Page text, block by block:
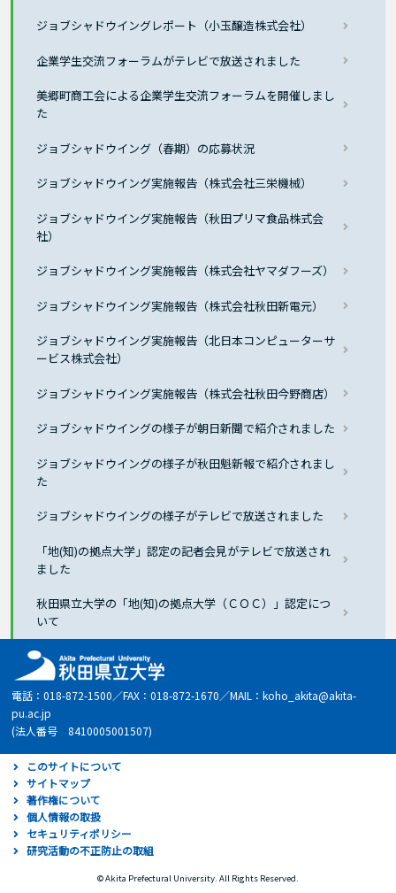
ジョブシャドウイングレポート（小玉醸造株式会社）
企業学生交流フォーラムがテレビで放送されました
美郷町商工会による企業学生交流フォーラムを開催しまし
た
ジョブシャドウイング（春期）の応募状況
ジョブシャドウイング実施報告（株式会社三栄機械）
ジョブシャドウイング実施報告（秋田プリマ食品株式会
社）
ジョブシャドウイング実施報告（株式会社ヤマダフーズ）
ジョブシャドウイング実施報告（株式会社秋田新電元）
ジョブシャドウイング実施報告（北日本コンピューターサ
ービス株式会社）
ジョブシャドウイング実施報告（株式会社秋田今野商店）
ジョブシャドウイングの様子が朝日新聞で紹介されました
ジョブシャドウイングの様子が秋田魁新報で紹介されまし
た
ジョブシャドウイングの様子がテレビで放送されました
「地(知)の拠点大学」認定の記者会見がテレビで放送され
ました
秋田県立大学の「地(知)の拠点大学（ＣＯＣ）」認定につ
いて
電話：018-872-1500／FAX：018-872-1670／MAIL：koho_akita@akita-
pu.ac.jp
(法人番号 8410005001507)
このサイトについて
サイトマップ
著作権について
個人情報の取扱
セキュリティポリシー
研究活動の不正防止の取組
© Akita Prefectural University. All Rights Reserved.